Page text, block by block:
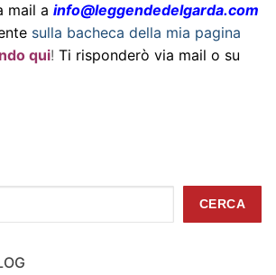
mail a info@leggendedelgarda.com
sulla bacheca della mia pagina
qui! Ti risponderò via mail o su
CERCA